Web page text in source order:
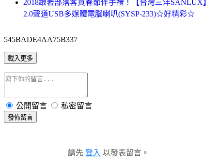
2018跟著部落客買春節伴手禮！【台灣三洋SANLUX】
2.0聲道USB多媒體電腦喇叭(SYSP-233)☆好精彩☆
545BADE4AA75B337
載入更多
公開留言 私密留言
發佈留言
請先 登入 以發表留言。